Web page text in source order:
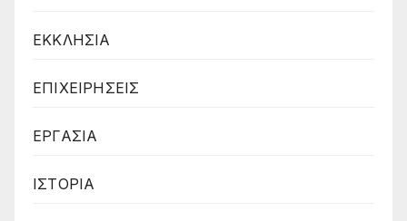
ΕΚΚΛΗΣΙΑ
ΕΠΙΧΕΙΡΗΣΕΙΣ
ΕΡΓΑΣΙΑ
ΙΣΤΟΡΙΑ